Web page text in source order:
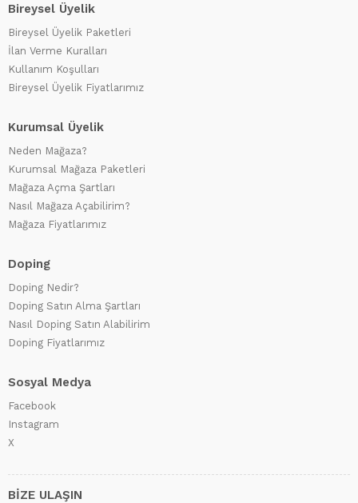
Bireysel Üyelik
Bireysel Üyelik Paketleri
İlan Verme Kuralları
Kullanım Koşulları
Bireysel Üyelik Fiyatlarımız
Kurumsal Üyelik
Neden Mağaza?
Kurumsal Mağaza Paketleri
Mağaza Açma Şartları
Nasıl Mağaza Açabilirim?
Mağaza Fiyatlarımız
Doping
Doping Nedir?
Doping Satın Alma Şartları
Nasıl Doping Satın Alabilirim
Doping Fiyatlarımız
Sosyal Medya
Facebook
Instagram
X
BİZE ULAŞIN